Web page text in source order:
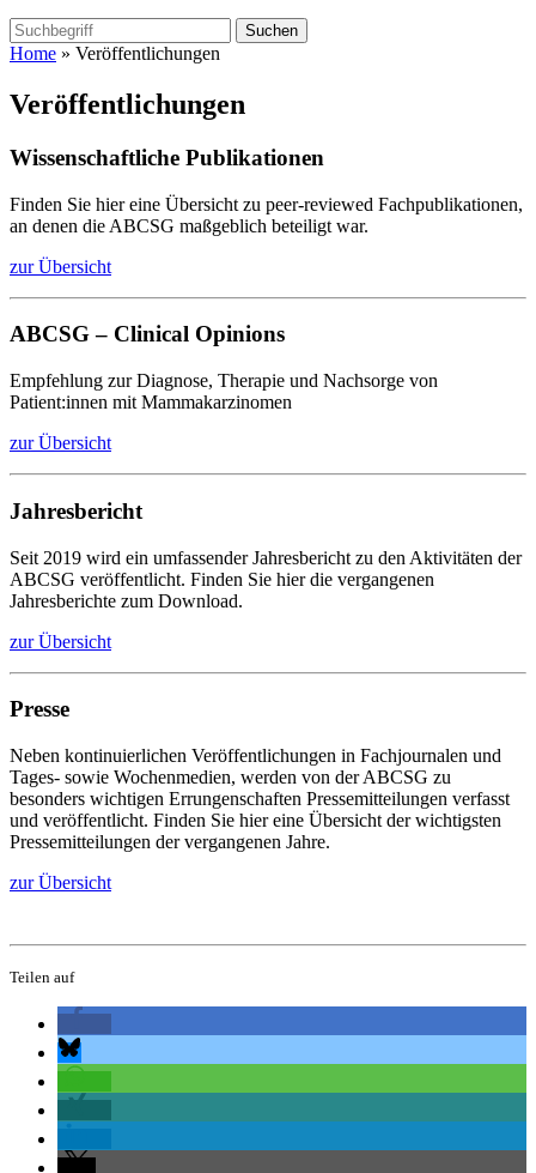
Home » Veröffentlichungen
Veröffentlichungen
Wissenschaftliche Publikationen
Finden Sie hier eine Übersicht zu peer-reviewed Fachpublikationen,
an denen die ABCSG maßgeblich beteiligt war.
zur Übersicht
ABCSG – Clinical Opinions
Empfehlung zur Diagnose, Therapie und Nachsorge von
Patient:innen mit Mammakarzinomen
zur Übersicht
Jahresbericht
Seit 2019 wird ein umfassender Jahresbericht zu den Aktivitäten der
ABCSG veröffentlicht. Finden Sie hier die vergangenen
Jahresberichte zum Download.
zur Übersicht
Presse
Neben kontinuierlichen Veröffentlichungen in Fachjournalen und
Tages- sowie Wochenmedien, werden von der ABCSG zu
besonders wichtigen Errungenschaften Pressemitteilungen verfasst
und veröffentlicht. Finden Sie hier eine Übersicht der wichtigsten
Pressemitteilungen der vergangenen Jahre.
zur Übersicht
Teilen auf